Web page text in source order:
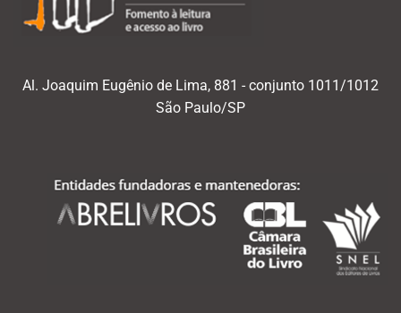
Al. Joaquim Eugênio de Lima, 881 - conjunto 1011/1012
São Paulo/SP